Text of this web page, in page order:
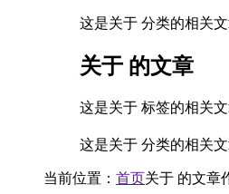
这是关于 分类的相关
关于 的文章
这是关于 标签的相关
这是关于 分类的相关
当前位置： 首页关于 的文章